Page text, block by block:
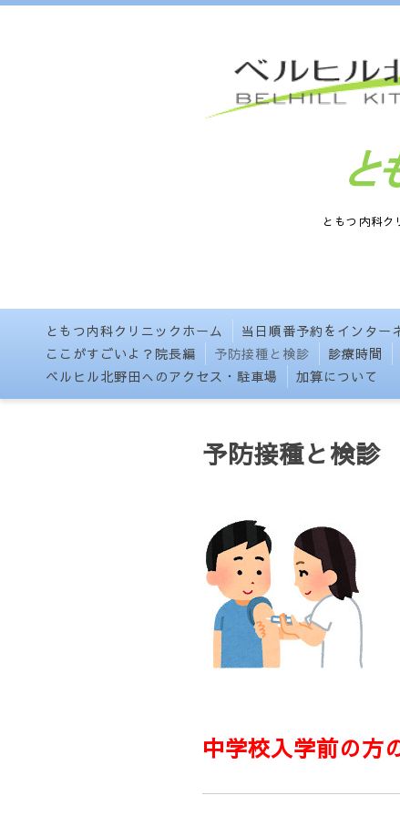
ともつ内科クリニックは北
ともつ内科クリニックホーム 当日順番予約をインター
ここがすごいよ？院長編
予防接種と検診 診療時間
ベルヒル北野田へのアクセス・駐車場
加算について
予防接種と検診
中学校入学前の方